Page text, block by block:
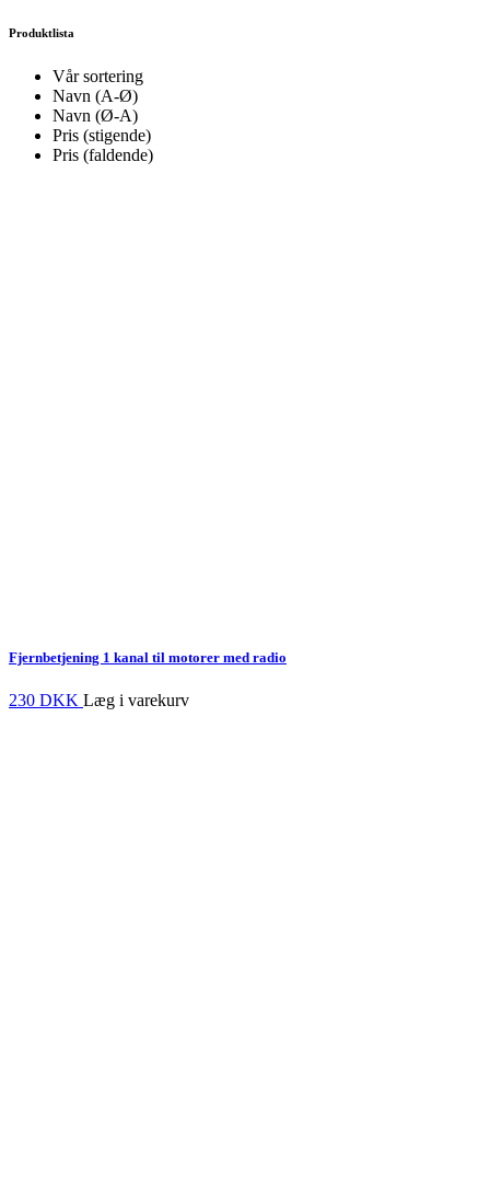
Produktlista
Vår sortering
Navn (A-Ø)
Navn (Ø-A)
Pris (stigende)
Pris (faldende)
Fjernbetjening 1 kanal til motorer med radio
230 DKK Læg i varekurv